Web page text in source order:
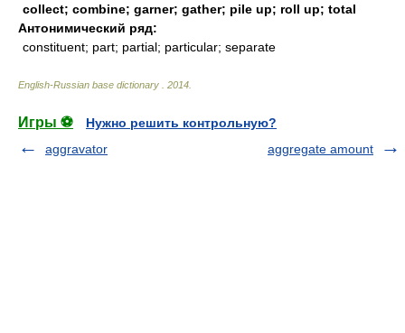
collect; combine; garner; gather; pile up; roll up; total
Антонимический ряд:
constituent; part; partial; particular; separate
English-Russian base dictionary 2014
Игры ⚽
Нужно решить контрольную?
aggravator
aggregate amount